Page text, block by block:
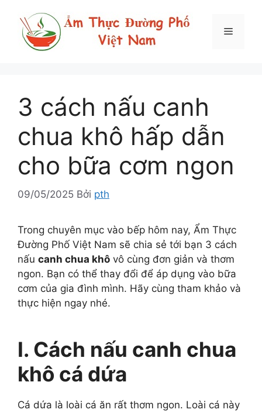
Menu
3 cách nấu canh
chua khô hấp dẫn
cho bữa cơm ngon
09/05/2025 Bởi pth
Trong chuyên mục vào bếp hôm nay, Ẩm Thực
Đường Phố Việt Nam sẽ chia sẻ tới bạn 3 cách
nấu canh chua khô vô cùng đơn giản và thơm
ngon. Bạn có thể thay đổi để áp dụng vào bữa
cơm của gia đình mình. Hãy cùng tham khảo và
thực hiện ngay nhé.
I. Cách nấu canh chua
khô cá dứa
Cá dứa là loài cá ăn rất thơm ngon. Loài cá này